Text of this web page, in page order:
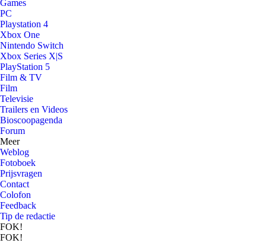
Games
PC
Playstation 4
Xbox One
Nintendo Switch
Xbox Series X|S
PlayStation 5
Film & TV
Film
Televisie
Trailers en Videos
Bioscoopagenda
Forum
Meer
Weblog
Fotoboek
Prijsvragen
Contact
Colofon
Feedback
Tip de redactie
FOK!
FOK!